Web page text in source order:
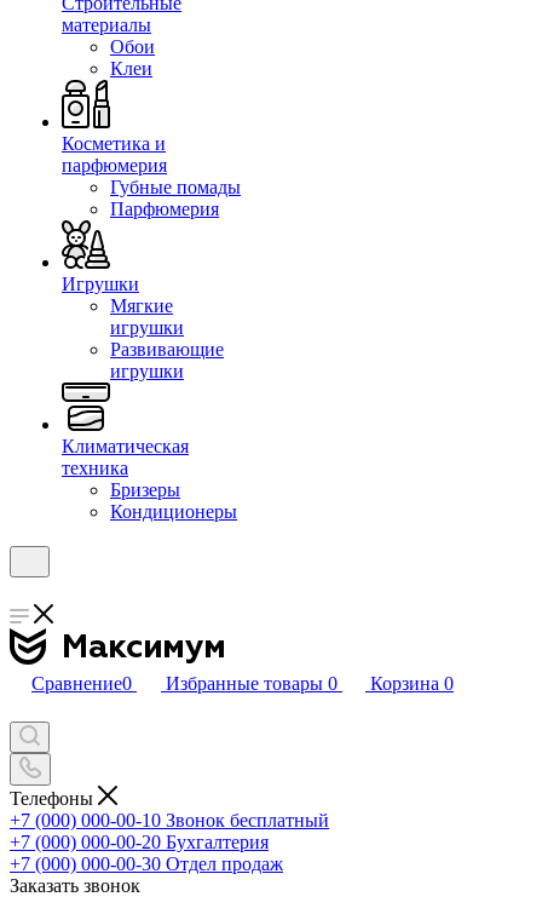
материалы
Обои
Клеи
Косметика и
парфюмерия
Губные помады
Парфюмерия
Игрушки
Мягкие
игрушки
Развивающие
игрушки
Климатическая
техника
Бризеры
Кондиционеры
Сравнение0 Избранные товары 0 Корзина 0
Телефоны
+7 (000) 000-00-10 Звонок бесплатный
+7 (000) 000-00-20 Бухгалтерия
+7 (000) 000-00-30 Отдел продаж
Заказать звонок